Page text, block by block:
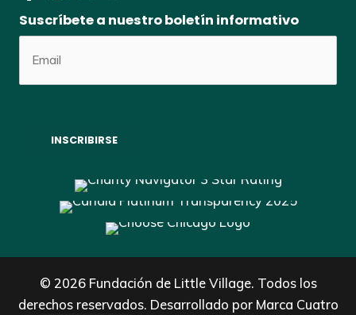
Suscríbete a nuestro boletín informativo
© 2026 Fundación de Little Village. Todos los
derechos reservados. Desarrollado por Marca Cuatro